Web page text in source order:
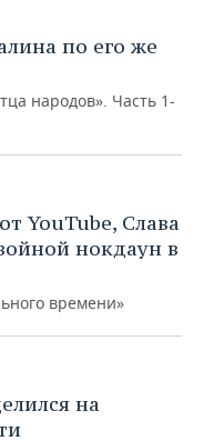
по его же
народов». Часть 1-
YouTube, Слава
нокдаун в
времени»
на